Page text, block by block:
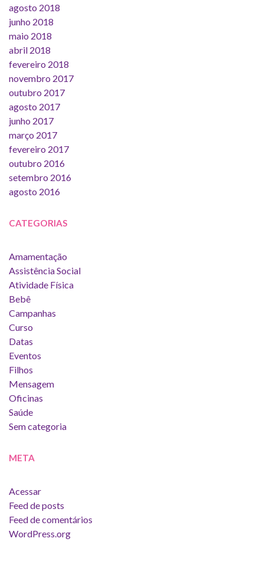
agosto 2018
junho 2018
maio 2018
abril 2018
fevereiro 2018
novembro 2017
outubro 2017
agosto 2017
junho 2017
março 2017
fevereiro 2017
outubro 2016
setembro 2016
agosto 2016
CATEGORIAS
Amamentação
Assistência Social
Atividade Física
Bebê
Campanhas
Curso
Datas
Eventos
Filhos
Mensagem
Oficinas
Saúde
Sem categoria
META
Acessar
Feed de posts
Feed de comentários
WordPress.org